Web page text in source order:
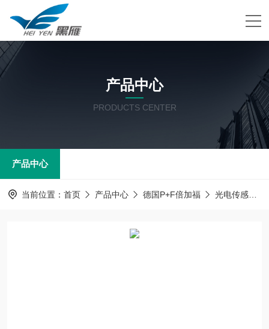
产品中心
PRODUCTS CENTER
产品中心
当前位置： 首页 产品中心 德国P+F倍加福 光电传感器